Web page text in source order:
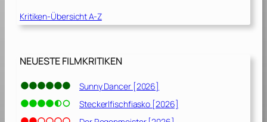
]
Kritiken-Übersicht A-Z
NEUESTE FILMKRITIKEN
Sunny Dancer [2026]
Steckerlfischfiasko [2026]